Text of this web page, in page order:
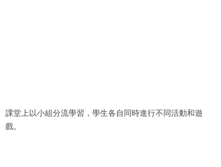
課堂上以小組分流學習，學生各自同時進行不同活動和遊
戲。